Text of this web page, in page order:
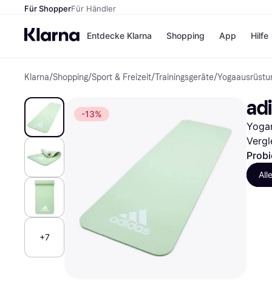
Für ShopperFür Händler
Entdecke Klarna
Zahlungsmethoden
Teilzahlungen
Bezahle in bis zu 30
Ratenzahlung
Shopping
Shops
eBay
Temu
SHEIN
Alle Shops
App Hilfe
Klarna/Shopping/Sport & Freizeit/Trainingsgeräte/
-13%
+7
Alle